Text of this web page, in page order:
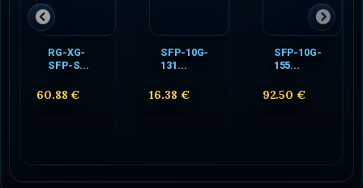
RG-XG-
SFP-S...
60.88 €
SFP-10G-
131...
16.38 €
SFP-10G-
155...
92.50 €